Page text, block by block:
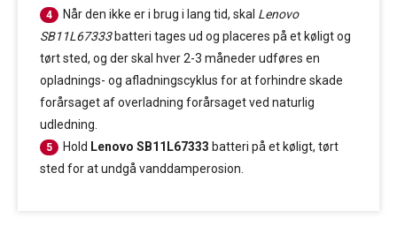
4 Når den ikke er i brug i lang tid, skal Lenovo
SB11L67333batteri tages ud og placeres på et køligt og
tørt sted, og der skal hver 2-3 måneder udføres en
opladnings- og afladningscyklus for at forhindre skade
forårsaget af overladning forårsaget ved naturlig
udledning.
5 Hold Lenovo SB11L67333 batteri på et køligt, tørt
sted for at undgå vanddamperosion.